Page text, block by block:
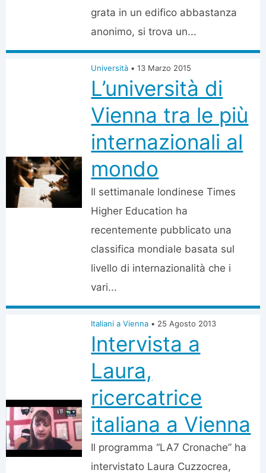
grata in un edifico abbastanza
anonimo, si trova un...
Università • 13 Marzo 2015
L’università di
Vienna tra le più
internazionali al
mondo
Il settimanale londinese Times
Higher Education ha
recentemente pubblicato una
classifica mondiale basata sul
livello di internazionalità che i
vari...
Italiani a Vienna • 25 Agosto 2013
Intervista a
Laura,
ricercatrice
italiana a Vienna
Il programma “LA7 Cronache” ha
intervistato Laura Cuzzocrea,